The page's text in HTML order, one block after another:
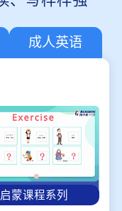
成人英语
启蒙课程系列